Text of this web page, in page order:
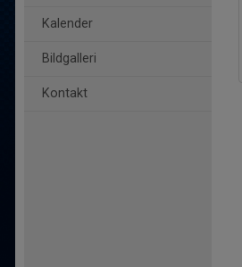
Kalender
Bildgalleri
Kontakt